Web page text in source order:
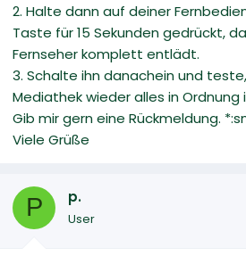
2. Halte dann auf deiner
Taste für 15 Sekunden gedrückt,
Fernseher komplett entlädt.
3. Schalte ihn danachein und
Mediathek wieder alles in Ordnung
Gib mir gern eine Rückmeldung.
Viele Grüße
P p.
User